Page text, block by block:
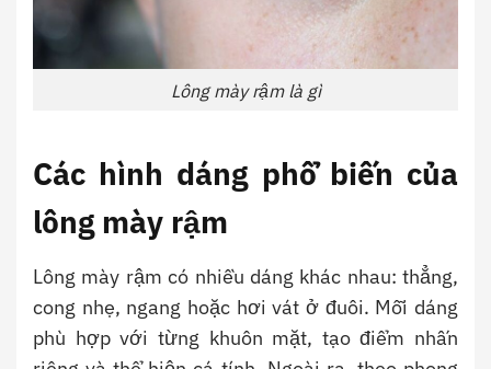
Lông mày rậm là gì
Các hình dáng phổ biến của
lông mày rậm
Lông mày rậm có nhiều dáng khác nhau: thẳng,
cong nhẹ, ngang hoặc hơi vát ở đuôi. Mỗi dáng
phù hợp với từng khuôn mặt, tạo điểm nhấn